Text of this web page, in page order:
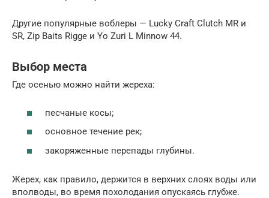
Другие популярные воблеры — Lucky Craft Clutch MR и
SR, Zip Baits Rigge и Yo Zuri L Minnow 44.
Выбор места
Где осенью можно найти жереха:
песчаные косы;
основное течение рек;
закоряженные перепады глубины.
Жерех, как правило, держится в верхних слоях воды или
вполводы, во время похолодания опускаясь глубже.